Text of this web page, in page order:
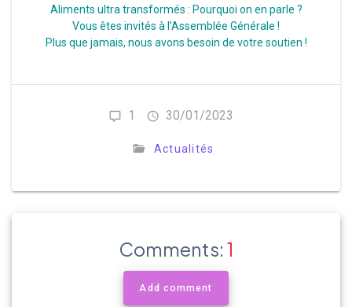
Aliments ultra transformés : Pourquoi on en parle ?
Vous êtes invités à l’Assemblée Générale !
Plus que jamais, nous avons besoin de votre soutien !
1 30/01/2023
Actualités
Comments: 1
Add comment